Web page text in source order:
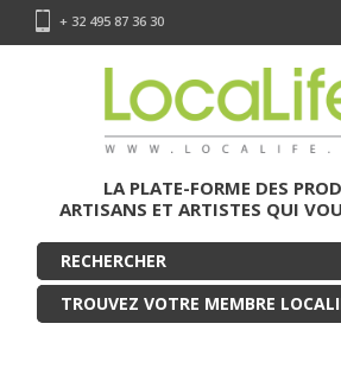
+ 32 495 87 36 30
LA PLATE-FORME DES
ARTISANS ET ARTISTES QUI
TROUVEZ VOTRE MEMBRE